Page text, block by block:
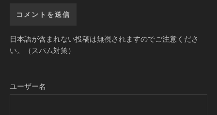
日本語が含まれない投稿は無視されますのでご注意くださ
い。（スパム対策）
ユーザー名